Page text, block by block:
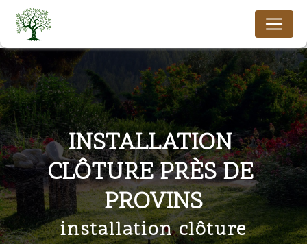
INSTALLATION
CLÔTURE PRÈS DE
PROVINS
installation clôture
Panneau de gestion des cookies